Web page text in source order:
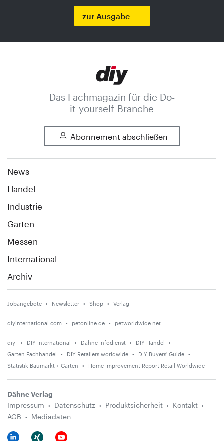
zur Ausgabe
Das Fachmagazin für die Do-
it-yourself-Branche
Abonnement abschließen
News
Handel
Industrie
Garten
Messen
International
Archiv
Jobangebote Newsletter Shop Verlag
diyinternational.com petonline.de petworldwide.net
diy DIY International Dähne Infodienst
DIY Handel
Garten Fachhandel
DIY Retailers worldwide
DIY Buyers' Guide
Statistik Baumarkt + Garten
Home Improvement Report Retail Worldwide
Dähne Verlag
Impressum
Datenschutz Produktsicherheit
Kontakt
AGB
Mediadaten